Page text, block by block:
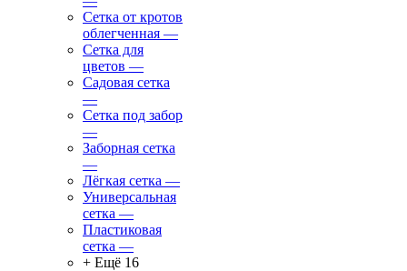
Сетка от кротов
облегченная —
Сетка для
цветов —
Садовая сетка
—
Сетка под забор
—
Заборная сетка
—
Лёгкая сетка —
Универсальная
сетка —
Пластиковая
сетка —
+ Ещё 16